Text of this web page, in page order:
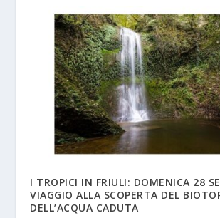
I TROPICI IN FRIULI: DOMENICA 28
VIAGGIO ALLA SCOPERTA DEL
DELL’ACQUA CADUTA